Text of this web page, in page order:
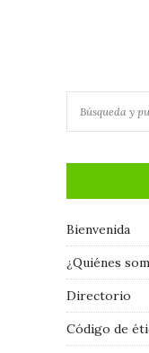
Bienvenida
¿Quiénes
Directorio
Código de